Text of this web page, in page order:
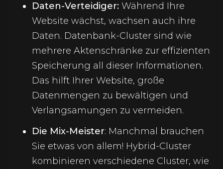
Daten-Verteidiger: Während Ihre
Website wächst, wachsen auch ihre
Daten. Datenbank-Cluster sind wie
mehrere Aktenschränke zur effizienten
Speicherung all dieser Informationen.
Das hilft Ihrer Website, große
Datenmengen zu bewältigen und
Verlangsamungen zu vermeiden.
Die Mix-Meister: Manchmal brauchen
Sie etwas von allem! Hybrid-Cluster
kombinieren verschiedene Cluster, wie